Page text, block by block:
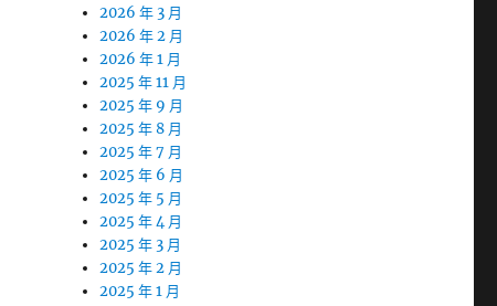
2026 年 3 月
2026 年 2 月
2026 年 1 月
2025 年 11 月
2025 年 9 月
2025 年 8 月
2025 年 7 月
2025 年 6 月
2025 年 5 月
2025 年 4 月
2025 年 3 月
2025 年 2 月
2025 年 1 月